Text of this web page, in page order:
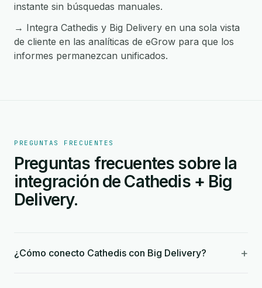
instante sin búsquedas manuales.
→ Integra Cathedis y Big Delivery en una sola vista
de cliente en las analíticas de eGrow para que los
informes permanezcan unificados.
PREGUNTAS FRECUENTES
Preguntas frecuentes sobre la
integración de Cathedis + Big
Delivery.
¿Cómo conecto Cathedis con Big Delivery? +